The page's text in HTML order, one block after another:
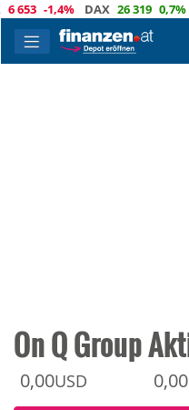
-1,4% DAX 26 319 0,7% Dow
On Q Group
0,00USD 0,00